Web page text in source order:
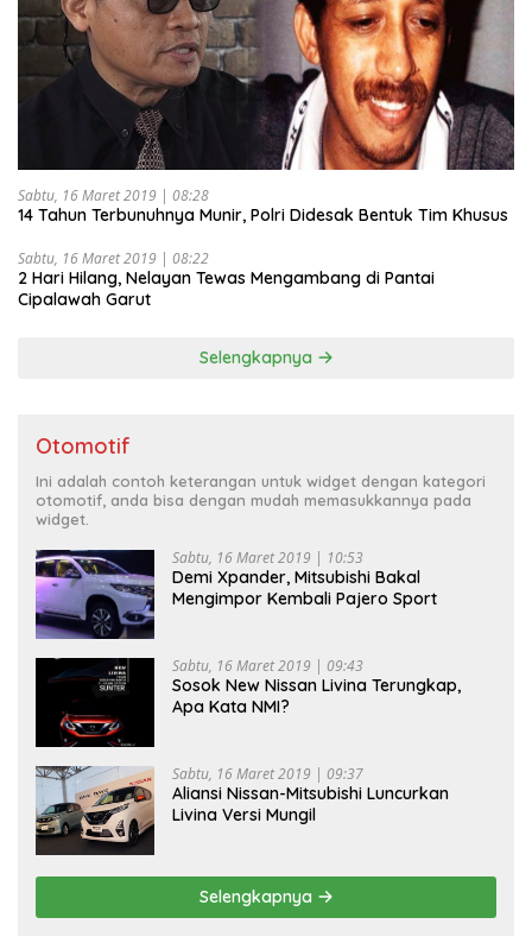
Sabtu, 16 Maret 2019 | 08:28
14 Tahun Terbunuhnya Munir, Polri Didesak Bentuk Tim Khusus
Sabtu, 16 Maret 2019 | 08:22
2 Hari Hilang, Nelayan Tewas Mengambang di Pantai
Cipalawah Garut
Selengkapnya
Otomotif
Ini adalah contoh keterangan untuk widget dengan kategori
otomotif, anda bisa dengan mudah memasukkannya pada
widget.
Sabtu, 16 Maret 2019 | 10:53
Demi Xpander, Mitsubishi Bakal
Mengimpor Kembali Pajero Sport
Sabtu, 16 Maret 2019 | 09:43
Sosok New Nissan Livina Terungkap,
Apa Kata NMI?
Sabtu, 16 Maret 2019 | 09:37
Aliansi Nissan-Mitsubishi Luncurkan
Livina Versi Mungil
Selengkapnya